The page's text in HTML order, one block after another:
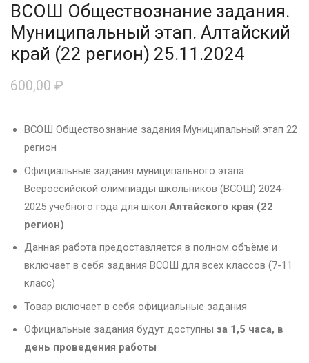
ВСОШ Обществознание задания.
Муниципальный этап. Алтайский
край (22 регион) 25.11.2024
600,00 ₽
ВСОШ Обществознание задания Муниципальный этап 22
регион
Официальные задания муниципального этапа
Всероссийской олимпиады школьников (ВСОШ) 2024-
2025 учебного года для школ Алтайского края (22
регион)
Данная работа предоставляется в полном объёме и
включает в себя задания ВСОШ для всех классов (7-11
класс)
Товар включает в себя официальные задания
Официальные задания будут доступны за 1,5 часа, в
день проведения работы